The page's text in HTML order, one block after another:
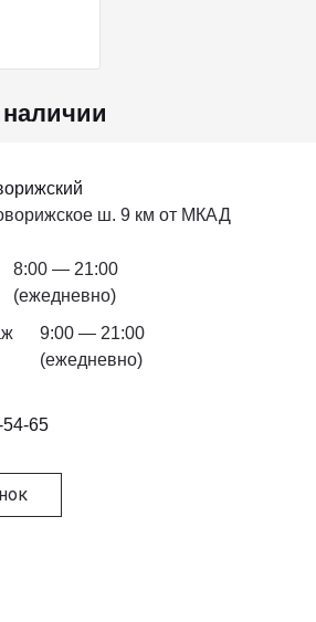
ш. 9 км от МКАД
8:00 — 21:00
(ежедневно)
9:00 — 21:00
(ежедневно)
54-65